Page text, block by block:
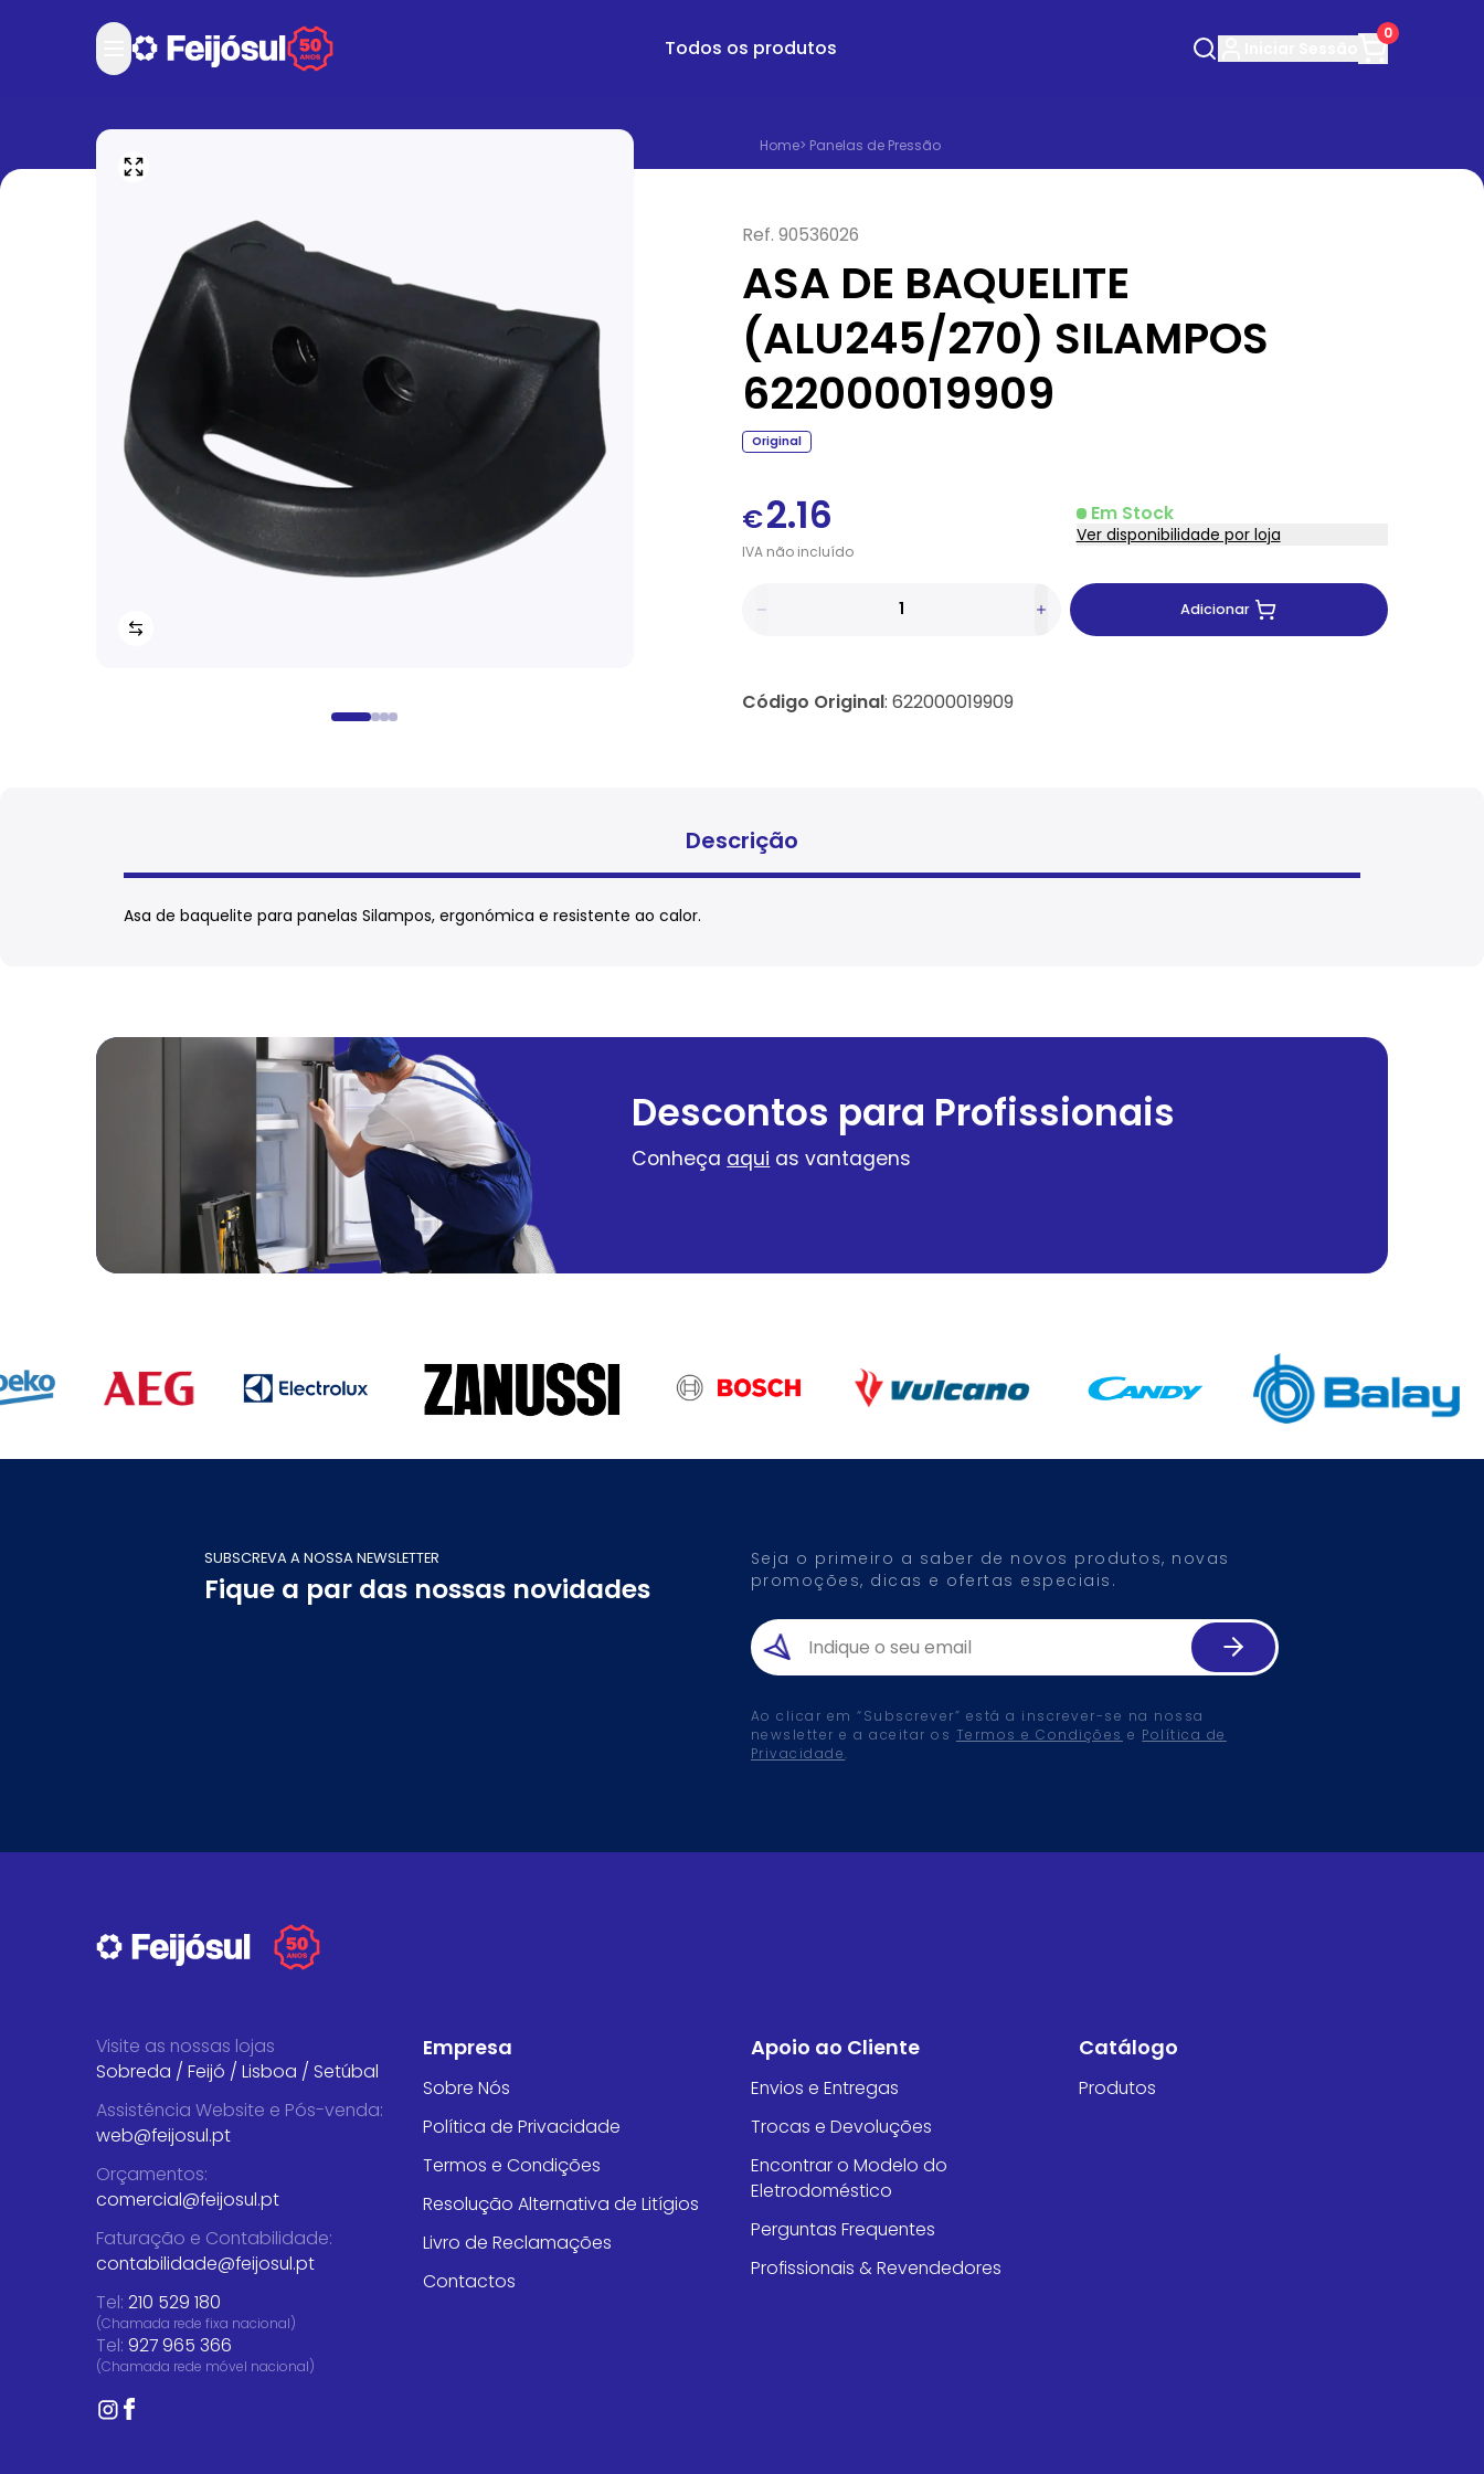
Todos os produtos
0
Home> Panelas de Pressão
Ref. 90536026
ASA DE BAQUELITE
(ALU245/270) SILAMPOS
622000019909
Original
€2.16
IVAnãoincluído
Em Stock
Ver disponibilidade por loja
Adicionar
Código Original: 622000019909
Descrição
Asa de baquelite para panelas Silampos, ergonómica e resistente ao calor.
Descontos para Profissionais
Conheça aqui as vantagens
SUBSCREVA A NOSSA NEWSLETTER
Fique a par das nossas novidades
Seja o primeiro a saber de novos produtos, novas
promoções, dicas e ofertas especiais.
Ao clicar em “Subscrever” está a inscrever-se na nossa
newsletter e a aceitar os Termos e Condições e Política de
Privacidade.
Visite as nossas lojas
Sobreda / Feijó / Lisboa / Setúbal
Assistência Website e Pós-venda:
web@feijosul.pt
Orçamentos:
comercial@feijosul.pt
Faturação e Contabilidade:
contabilidade@feijosul.pt
Tel: 210 529 180
(Chamada rede fixa nacional)
Tel: 927 965 366
(Chamada rede móvel nacional)
Empresa
Sobre Nós
Política de Privacidade
Termos e Condições
Resolução Alternativa de Litígios
Livro de Reclamações
Contactos
Apoio ao Cliente
Envios e Entregas
Trocas e Devoluções
Encontrar o Modelo do
Eletrodoméstico
Perguntas Frequentes
Profissionais & Revendedores
Catálogo
Produtos